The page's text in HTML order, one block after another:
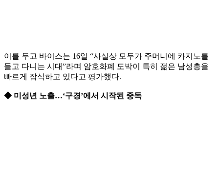
이를 두고 바이스는 16일 “사실상 모두가 주머니에 카지노를
들고 다니는 시대”라며 암호화폐 도박이 특히 젊은 남성층을
빠르게 잠식하고 있다고 평가했다.
◆ 미성년 노출…‘구경’에서 시작된 중독